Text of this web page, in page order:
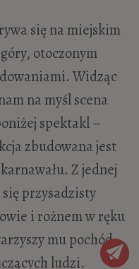
się na miejskim
otoczonym
Widząc
na myśl scena
spektakl –
zbudowana jest
Z jednej
przysadzisty
i rożnem w ręku
mu pochód
ludzi.